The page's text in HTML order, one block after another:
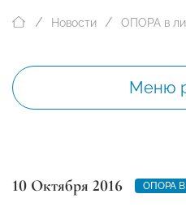
Новости ОПОРА в
Меню
10 Октября 2016 ОПОРА